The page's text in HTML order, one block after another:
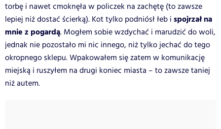
torbę i nawet cmoknęła w policzek na zachętę (to zawsze
lepiej niż dostać ścierką). Kot tylko podniósł łeb i spojrzał na
mnie z pogardą. Mogłem sobie wzdychać i marudzić do woli,
jednak nie pozostało mi nic innego, niż tylko jechać do tego
okropnego sklepu. Wpakowałem się zatem w komunikację
miejską i ruszyłem na drugi koniec miasta – to zawsze taniej
niż autem.